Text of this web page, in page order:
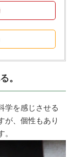
。
学を感じさせる
が、個性もあり